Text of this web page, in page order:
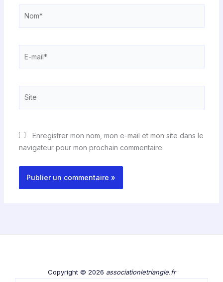
mail*
Enregistrer mon nom, mon e-mail et mon site dans le
navigateur pour mon prochain commentaire.
Copyright © 2026 associationletriangle.fr